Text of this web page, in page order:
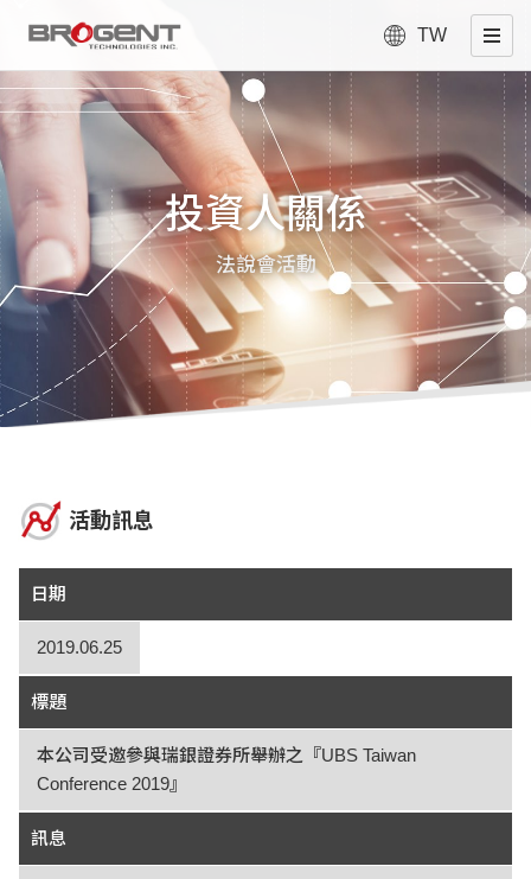
TW
投資人關係
法說會活動
活動訊息
日期
2019.06.25
標題
本公司受邀參與瑞銀證券所舉辦之『UBS Taiwan
Conference 2019』
訊息